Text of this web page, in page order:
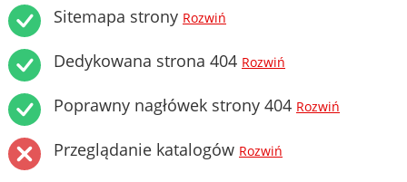
Sitemapa strony Rozwiń
Dedykowana strona 404 Rozwiń
Poprawny nagłówek strony 404 Rozwiń
Przeglądanie katalogów Rozwiń